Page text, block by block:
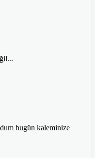
bugün kaleminize